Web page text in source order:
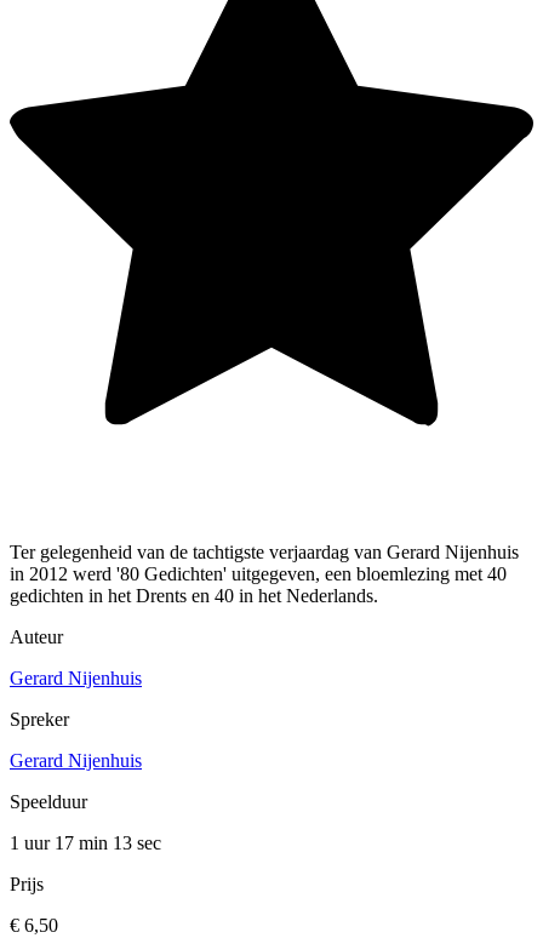
Ter gelegenheid van de tachtigste verjaardag van Gerard Nijenhuis
in 2012 werd '80 Gedichten' uitgegeven, een bloemlezing met 40
gedichten in het Drents en 40 in het Nederlands.
Auteur
Gerard Nijenhuis
Spreker
Gerard Nijenhuis
Speelduur
1 uur 17 min 13 sec
Prijs
€ 6,50